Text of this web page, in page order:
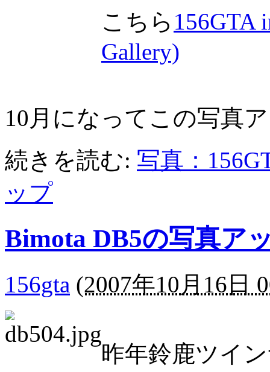
こちら 156GTA
Gallery)
10月になってこの写真
続きを読む: 写真：
ップ
Bimota DB5の写真ア
156gta (2007年10月16日
昨年鈴鹿ツイ